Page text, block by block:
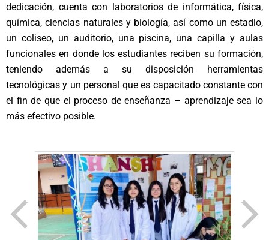
dedicación, cuenta con laboratorios de informática, física,
química, ciencias naturales y biología, así como un estadio,
un coliseo, un auditorio, una piscina, una capilla y aulas
funcionales en donde los estudiantes reciben su formación,
teniendo además a su disposición herramientas
tecnológicas y un personal que es capacitado constante con
el fin de que el proceso de enseñanza – aprendizaje sea lo
más efectivo posible.